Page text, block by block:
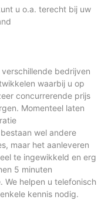
u o.a. terecht bij uw
bedrijven
waarbij u op
concurrerende prijs
Momenteel laten
wel andere
maar het aanleveren
te ingewikkeld en erg
5 minuten
We helpen u telefonisch
kennis nodig.